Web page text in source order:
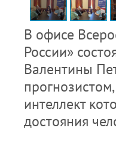
В офисе
России»
Валентины
интеллект
достояния